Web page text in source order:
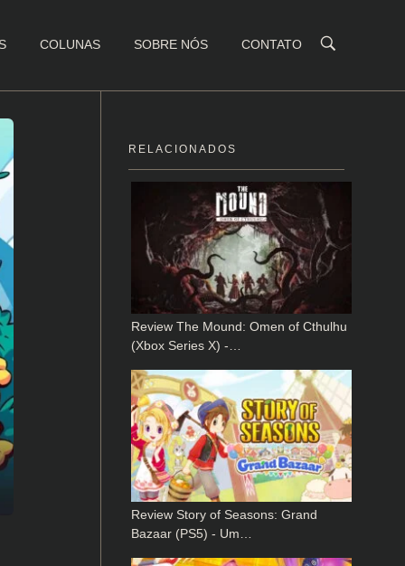
COLUNAS SOBRE NÓS CONTATO
RELACIONADOS
Review The Mound: Omen of Cthulhu
(Xbox Series X) -…
Review Story of Seasons: Grand
Bazaar (PS5) - Um…